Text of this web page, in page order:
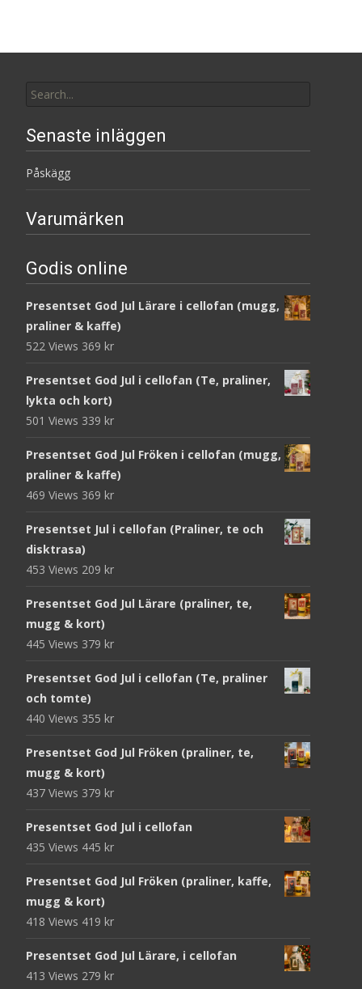
for:
Senaste inläggen
Påskägg
Varumärken
Godis online
Presentset God Jul Lärare i cellofan (mugg,
praliner & kaffe)
522 Views 369 kr
Presentset God Jul i cellofan (Te, praliner,
lykta och kort)
501 Views 339 kr
Presentset God Jul Fröken i cellofan (mugg,
praliner & kaffe)
469 Views 369 kr
Presentset Jul i cellofan (Praliner, te och
disktrasa)
453 Views 209 kr
Presentset God Jul Lärare (praliner, te,
mugg & kort)
445 Views 379 kr
Presentset God Jul i cellofan (Te, praliner
och tomte)
440 Views 355 kr
Presentset God Jul Fröken (praliner, te,
mugg & kort)
437 Views 379 kr
Presentset God Jul i cellofan
435 Views 445 kr
Presentset God Jul Fröken (praliner, kaffe,
mugg & kort)
418 Views 419 kr
Presentset God Jul Lärare, i cellofan
413 Views 279 kr